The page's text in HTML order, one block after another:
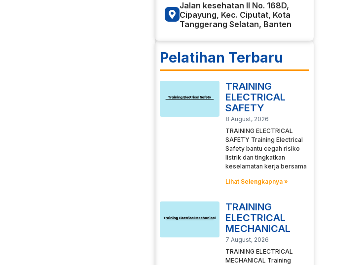
Jalan kesehatan II No. 168D,
Cipayung, Kec. Ciputat, Kota
Tanggerang Selatan, Banten
Pelatihan Terbaru
TRAINING
ELECTRICAL
SAFETY
8 August, 2026
TRAINING ELECTRICAL
SAFETY Training Electrical
Safety bantu cegah risiko
listrik dan tingkatkan
keselamatan kerja bersama
Lihat Selengkapnya »
TRAINING
ELECTRICAL
MECHANICAL
7 August, 2026
TRAINING ELECTRICAL
MECHANICAL Training